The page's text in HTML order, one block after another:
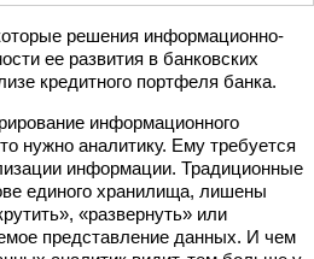
решения информационно-
ее развития в банковских
кредитного портфеля банка.
информационного
нужно аналитику. Ему требуется
информации. Традиционные
единого хранилища, лишены
«развернуть» или
представление данных. И чем